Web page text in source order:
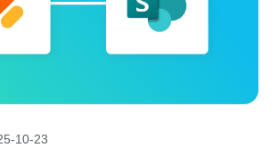
10-23